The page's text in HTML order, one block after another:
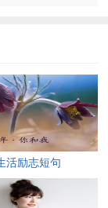
边的一座奇妙的
瑰。
，就是去做你
活励志短句